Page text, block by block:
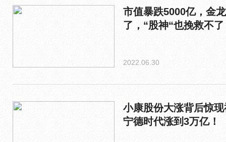
市值暴跌5000亿，金
了，“股神“也挽救不了
2022.06.30
小康股份大涨背后惊
宁德时代涨到3万亿！